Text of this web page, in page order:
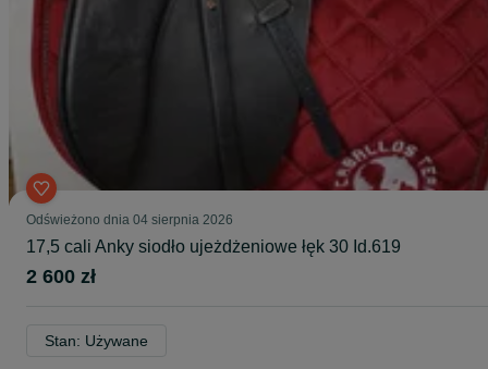
Odświeżono dnia 04 sierpnia 2026
17,5 cali Anky siodło ujeżdżeniowe łęk 30 Id.619
2 600 zł
Stan: Używane